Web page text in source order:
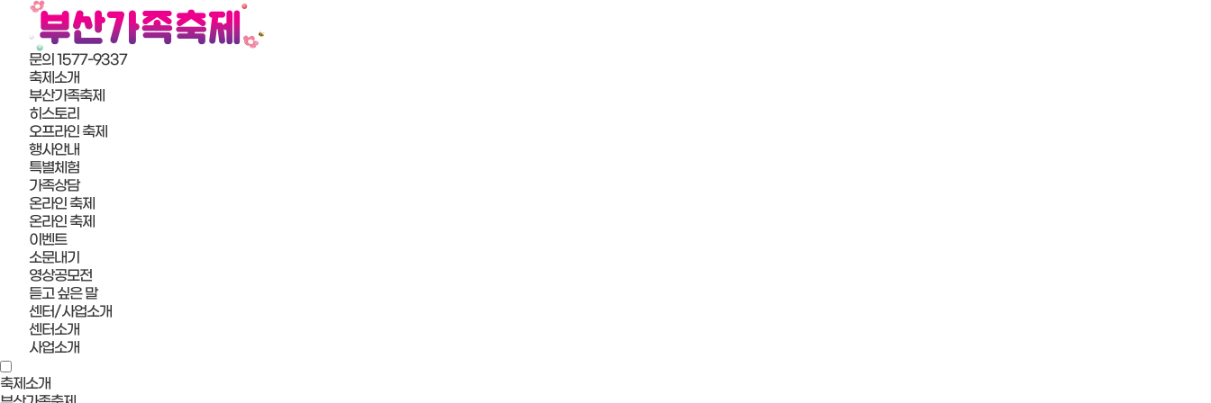
문의 1577-9337
축제소개
부산가족축제
히스토리
오프라인 축제
행사안내
특별체험
가족상담
온라인 축제
온라인 축제
이벤트
소문내기
영상공모전
듣고 싶은 말
센터/사업소개
센터소개
사업소개
축제소개